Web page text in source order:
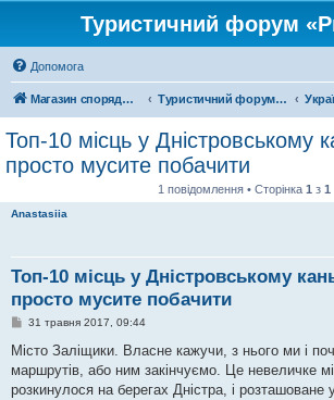
Туристичний форум
Допомога
Магазин спорядження Туристичний форум «Рюкзак»
Топ-10 місць у Дністровському
просто мусите побачити
1 повідомлення • Сторінка 1 з 1
Anastasiia
Топ-10 місць у Дністровському
просто мусите побачити
П
в
д
о
31 травня 2017, 09:44
Місто Заліщики. Власне кажучи, з нього ми і
маршрутів, або ним закінчуємо. Це невеличке
розкинулося на берегах Дністра, і розташоване